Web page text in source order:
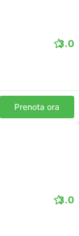
3.0
Prenota ora
3.0